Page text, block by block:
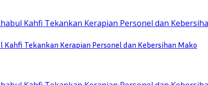
Tekankan Kerapian Personel dan Kebersihan Mako